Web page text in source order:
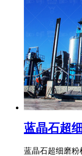
蓝晶石超
蓝晶石超细磨粉